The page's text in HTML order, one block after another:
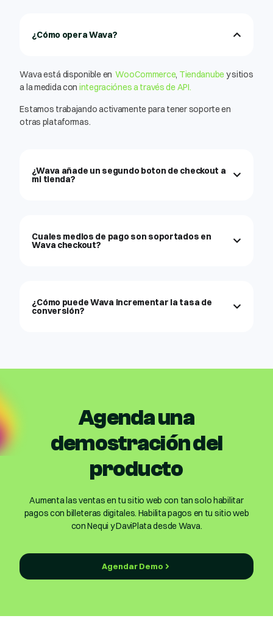
¿Cómo opera Wava?
Wava está disponible enWooCommerce, Tiendanubey sitios
a la medida con integraciónes a través de API.
Estamos trabajando activamente para tener soporte en
otras plataformas.
¿Wava añade un segundo boton de checkout a
mi tienda?
Cuales medios de pago son soportados en
Wava checkout?
¿Cómo puede Wava incrementar la tasa de
conversión?
Agenda una
demostración del
producto
Aumenta las ventas en tu sitio web con tan solo habilitar
pagos con billeteras digitales. Habilita pagos en tu sitio web
con Nequi y DaviPlata desde Wava.
Agendar Demo